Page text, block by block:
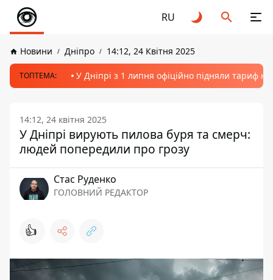
RU
Новини Дніпро 14:12, 24 Квітня 2025
ТОПТЕМА: У Дніпрі з 1 липня офіційно підняли тариф
14:12, 24 квітня 2025
У Дніпрі вирують пилова буря та смерч:
людей попередили про грозу
Стас Руденко
ГОЛОВНИЙ РЕДАКТОР
👍